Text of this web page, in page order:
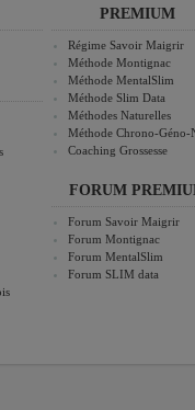
PREMIUM
Régime Savoir Maigrir
Méthode Montignac
Méthode MentalSlim
Méthode Slim Data
Méthodes Naturelles
Méthode Chrono-
Coaching Grossesse
FORUM
Forum Savoir Maigrir
Forum Montignac
Forum MentalSlim
Forum SLIM data